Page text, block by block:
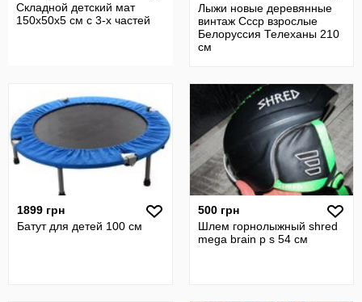
Складной детский мат
150х50х5 см с 3-х частей
Лыжи новые деревянные
винтаж Ссср взрослые
Белоруссия Телеханы 210
см
1899 грн
Батут для детей 100 см
500 грн
Шлем горнолыжный shred
mega brain p s 54 см